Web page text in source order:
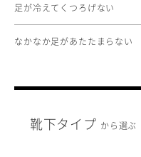
足が冷えてくつろげない
なかなか足があたたまらない
靴下タイプ から選ぶ